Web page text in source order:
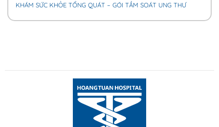
KHÁM SỨC KHỎE TỔNG QUÁT – GÓI TẦM SOÁT UNG THƯ